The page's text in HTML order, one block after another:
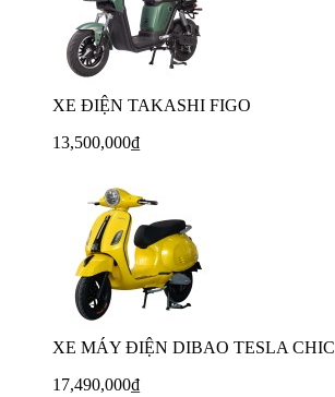
XE ĐIỆN TAKASHI FIGO
13,500,000₫
XE MÁY ĐIỆN DIBAO TESLA CHIC
17,490,000₫